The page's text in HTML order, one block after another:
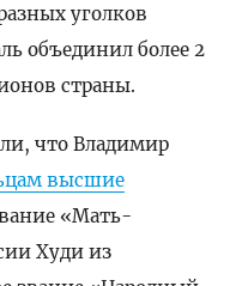
уголков
объединил более 2
страны.
что Владимир
высшие
«Мать-
Худи из